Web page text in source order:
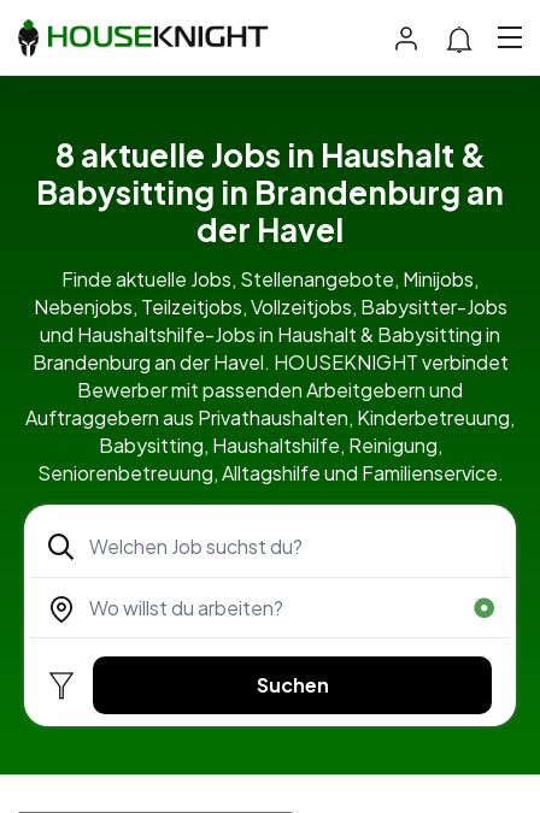
8 aktuelle Jobs in Haushalt &
Babysitting in Brandenburg an
der Havel
Finde aktuelle Jobs, Stellenangebote, Minijobs,
Nebenjobs, Teilzeitjobs, Vollzeitjobs, Babysitter-Jobs
und Haushaltshilfe-Jobs in Haushalt & Babysitting in
Brandenburg an der Havel. HOUSEKNIGHT verbindet
Bewerber mit passenden Arbeitgebern und
Auftraggebern aus Privathaushalten, Kinderbetreuung,
Babysitting, Haushaltshilfe, Reinigung,
Seniorenbetreuung, Alltagshilfe und Familienservice.
Suchen